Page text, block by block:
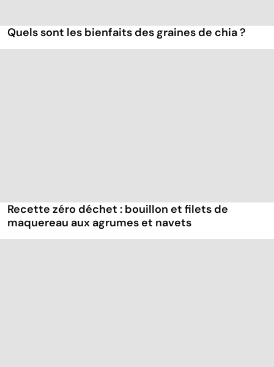
Quels sont les bienfaits des graines de chia ?
Recette zéro déchet : bouillon et filets de
maquereau aux agrumes et navets